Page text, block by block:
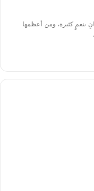
بنعمٍ كثيرة، ومن أعظمها